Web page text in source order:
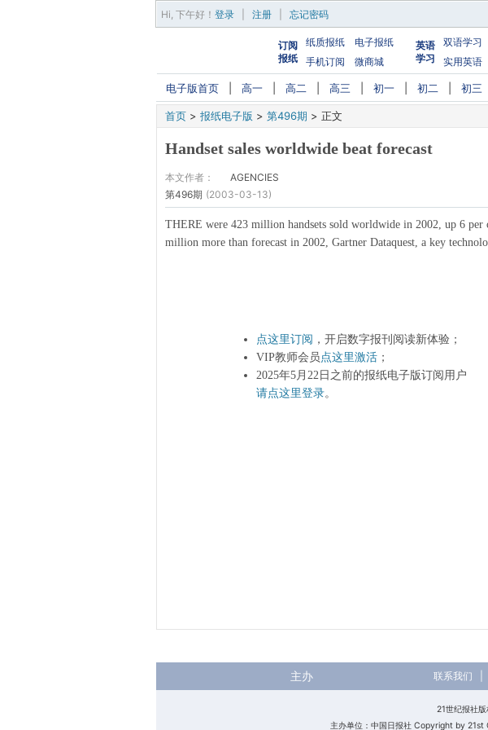
Hi, 下午好 ！ 登录 注册 忘记密码
订阅
报纸
纸质报纸
电子报纸
手机订阅
微商城
英语
学习
双语学习
实用英语
电子版首页 高一 高二 高三 初一 初二 初三
首页 > 报纸电子版 > 第496期 > 正文
Handset sales worldwide beat forecast
本文作者：
AGENCIES
第496期 (2003-03-13)
THERE were 423 million handsets sold worldwide in 2002, up 6
million more than forecast in 2002, Gartner Dataquest, a key
点这里订阅 ，开启数字报刊阅读新体验；
VIP教师会员点这里激活 ；
2025年5月22日之前的报纸电子版订阅用户
请点这里登录。
主办 联系我们
21世纪报社版
主办单位：中国日报社 Copyright by